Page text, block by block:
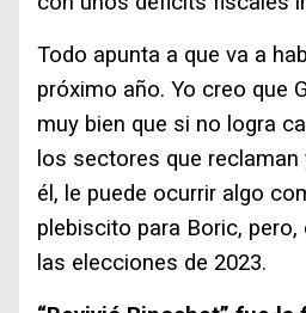
Todo apunta a que va a
próximo año. Yo creo que
muy bien que si no logra
los sectores que
él, le puede ocurrir algo
plebiscito para Boric,
las elecciones de 2023.